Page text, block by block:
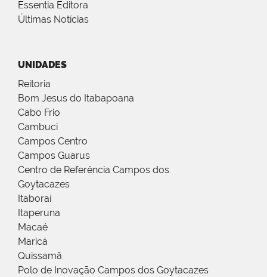
Essentia Editora
Últimas Notícias
UNIDADES
Reitoria
Bom Jesus do Itabapoana
Cabo Frio
Cambuci
Campos Centro
Campos Guarus
Centro de Referência Campos dos
Goytacazes
Itaboraí
Itaperuna
Macaé
Maricá
Quissamã
Polo de Inovação Campos dos Goytacazes